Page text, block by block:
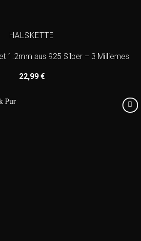
HALSKETTE
1.2mm aus 925 Silber – 3 Milliemes
22,99 €